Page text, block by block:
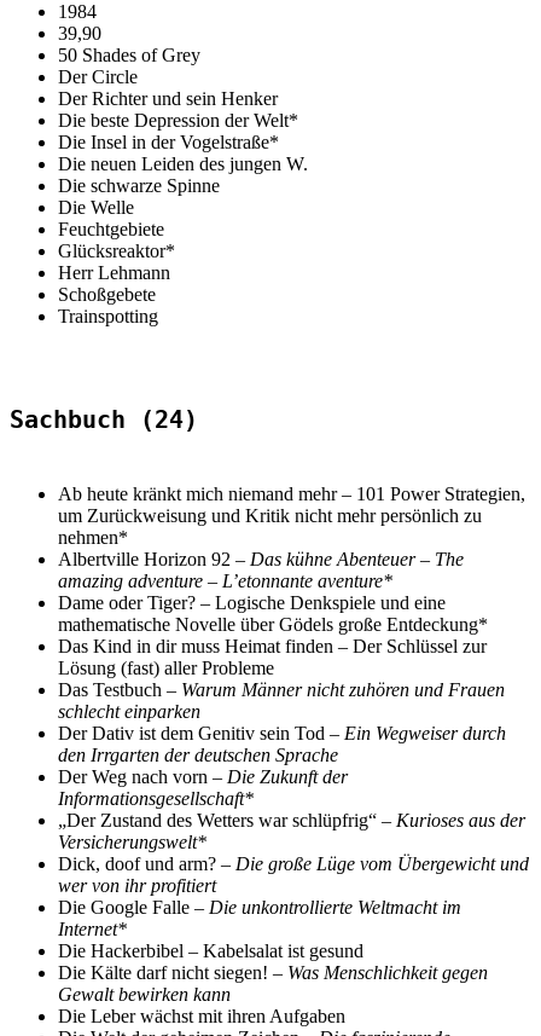
1984
39,90
50 Shades of Grey
Der Circle
Der Richter und sein Henker
Die beste Depression der Welt*
Die Insel in der Vogelstraße*
Die neuen Leiden des jungen W.
Die schwarze Spinne
Die Welle
Feuchtgebiete
Glücksreaktor*
Herr Lehmann
Schoßgebete
Trainspotting
Sachbuch (24)
Ab heute kränkt mich niemand mehr – 101 Power Strategien,
um Zurückweisung und Kritik nicht mehr persönlich zu
nehmen*
Albertville Horizon 92 – Das kühne Abenteuer – The
amazing adventure – L’etonnante aventure*
Dame oder Tiger? – Logische Denkspiele und eine
mathematische Novelle über Gödels große Entdeckung*
Das Kind in dir muss Heimat finden – Der Schlüssel zur
Lösung (fast) aller Probleme
Das Testbuch – Warum Männer nicht zuhören und Frauen
schlecht einparken
Der Dativ ist dem Genitiv sein Tod – Ein Wegweiser durch
den Irrgarten der deutschen Sprache
Der Weg nach vorn – Die Zukunft der
Informationsgesellschaft*
„Der Zustand des Wetters war schlüpfrig“ – Kurioses aus der
Versicherungswelt*
Dick, doof und arm? – Die große Lüge vom Übergewicht und
wer von ihr profitiert
Die Google Falle – Die unkontrollierte Weltmacht im
Internet*
Die Hackerbibel – Kabelsalat ist gesund
Die Kälte darf nicht siegen! – Was Menschlichkeit gegen
Gewalt bewirken kann
Die Leber wächst mit ihren Aufgaben